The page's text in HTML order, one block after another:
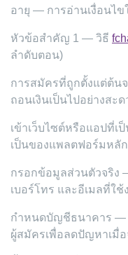
อายุ — การอ่านเงื่อนไข
หัวข้อสำคัญ 1 — วิธี
ลำดับตอน)
การสมัครที่ถูกตั้งแต่ต้น
ถอนเงินเป็นไปอย่างส
เข้าเว็บไซต์หรือแอปที่เ
เป็นของแพลตฟอร์มหลั
กรอกข้อมูลส่วนตัวจริง
เบอร์โทร และอีเมลที่ใช้
กำหนดบัญชีธนาคาร —
ผู้สมัครเพื่อลดปัญหาเมื่